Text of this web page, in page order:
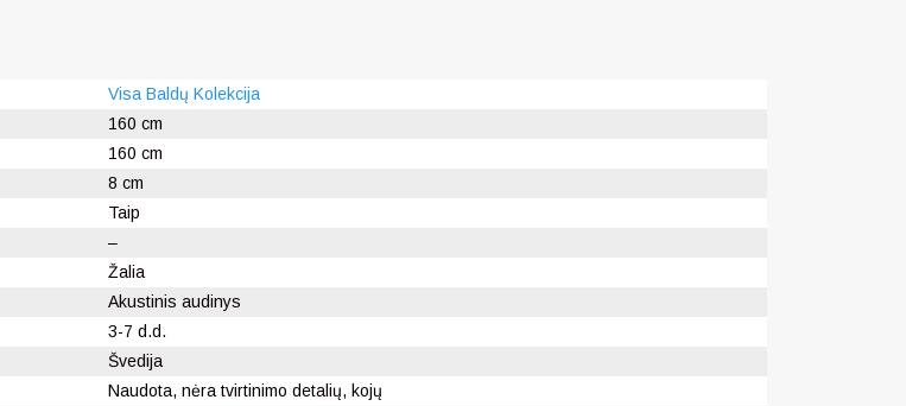
Visa Baldų Kolekcija
160 cm
160 cm
8 cm
Taip
–
Žalia
Akustinis audinys
3-7 d.d.
Švedija
Naudota, nėra tvirtinimo detalių, kojų